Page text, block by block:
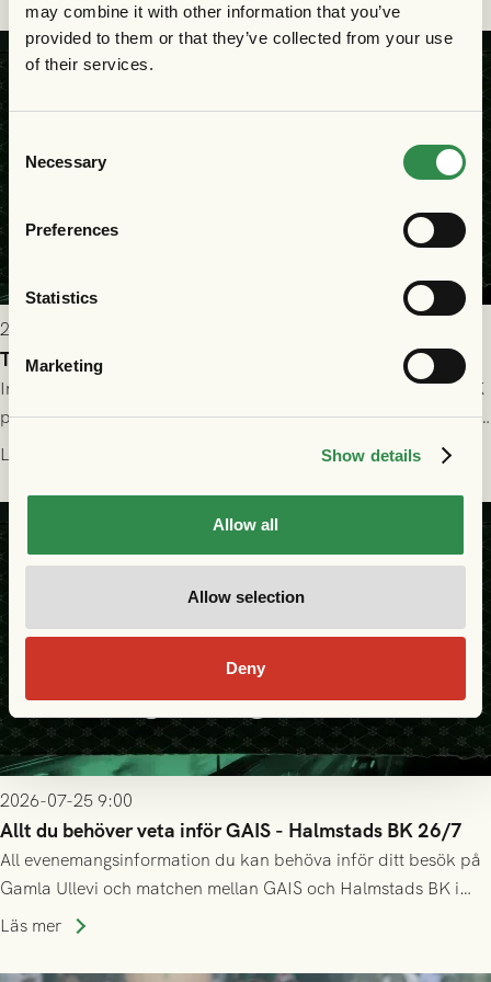
may combine it with other information that you’ve
provided to them or that they’ve collected from your use
of their services.
Selection
Necessary
Preferences
Statistics
Marketing
Show details
Allow all
Allow selection
Deny
2026-07-25 19:00
Truppen till GAIS - Halmstads BK 26/7
Imorgon söndag spelar GAIS herrar hemma mot Halmstads BK
på Gamla Ullevi med avspark kl 16.30! Fredrik Holmberg och
ledarstaben har tagit ut följande trupp till matchen:
Läs mer
2026-07-25 9:00
Allt du behöver veta inför GAIS - Halmstads BK 26/7
All evenemangsinformation du kan behöva inför ditt besök på
Gamla Ullevi och matchen mellan GAIS och Halmstads BK i
Allsvenskan! Avspark kl 16.30 på söndag 26/7.
Läs mer